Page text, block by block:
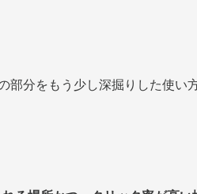
部分をもう少し深掘りした使い